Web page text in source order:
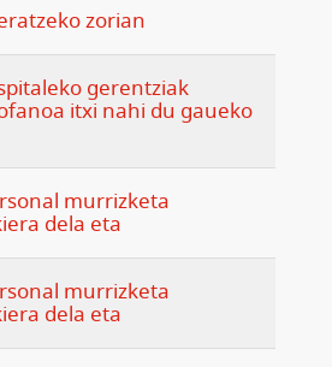
zorian
gerentziak
itxi nahi du gaueko
murrizketa
dela eta
murrizketa
dela eta